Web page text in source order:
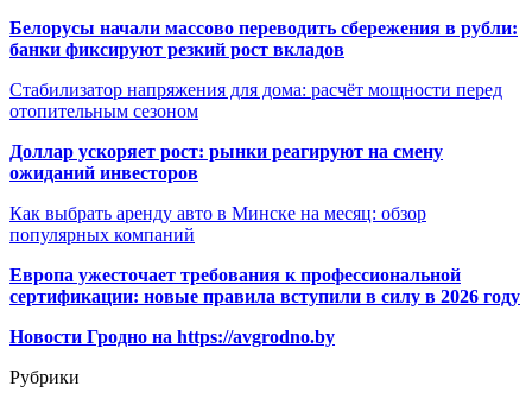
Белорусы начали массово переводить сбережения в рубли:
банки фиксируют резкий рост вкладов
Стабилизатор напряжения для дома: расчёт мощности перед
отопительным сезоном
Доллар ускоряет рост: рынки реагируют на смену
ожиданий инвесторов
Как выбрать аренду авто в Минске на месяц: обзор
популярных компаний
Европа ужесточает требования к профессиональной
сертификации: новые правила вступили в силу в 2026 году
Новости Гродно на https://avgrodno.by
Рубрики